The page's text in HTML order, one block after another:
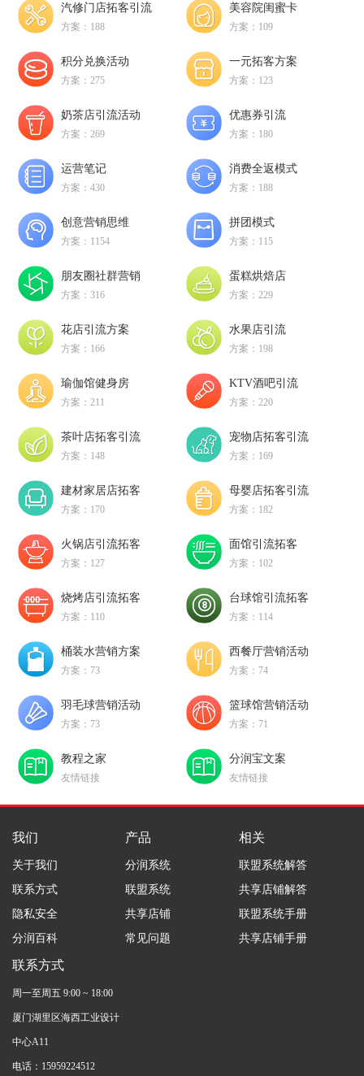
汽修门店拓客引流
方案：188
美容院闺蜜卡
方案：109
积分兑换活动
方案：275
一元拓客方案
方案：123
奶茶店引流活动
方案：269
优惠券引流
方案：180
运营笔记
方案：430
消费全返模式
方案：188
创意营销思维
方案：1154
拼团模式
方案：115
朋友圈社群营销
方案：316
蛋糕烘焙店
方案：229
花店引流方案
方案：166
水果店引流
方案：198
瑜伽馆健身房
方案：211
KTV酒吧引流
方案：220
茶叶店拓客引流
方案：148
宠物店拓客引流
方案：169
建材家居店拓客
方案：170
母婴店拓客引流
方案：182
火锅店引流拓客
方案：127
面馆引流拓客
方案：102
烧烤店引流拓客
方案：110
台球馆引流拓客
方案：114
桶装水营销方案
方案：73
西餐厅营销活动
方案：74
羽毛球营销活动
方案：73
篮球馆营销活动
方案：71
教程之家
友情链接
分润宝文案
友情链接
我们
关于我们
联系方式
隐私安全
分润百科
产品
分润系统
联盟系统
共享店铺
常见问题
相关
联盟系统解答
共享店铺解答
联盟系统手册
共享店铺手册
联系方式
周一至周五 9:00 ~ 18:00
厦门湖里区海西工业设计
中心A11
电话：15959224512